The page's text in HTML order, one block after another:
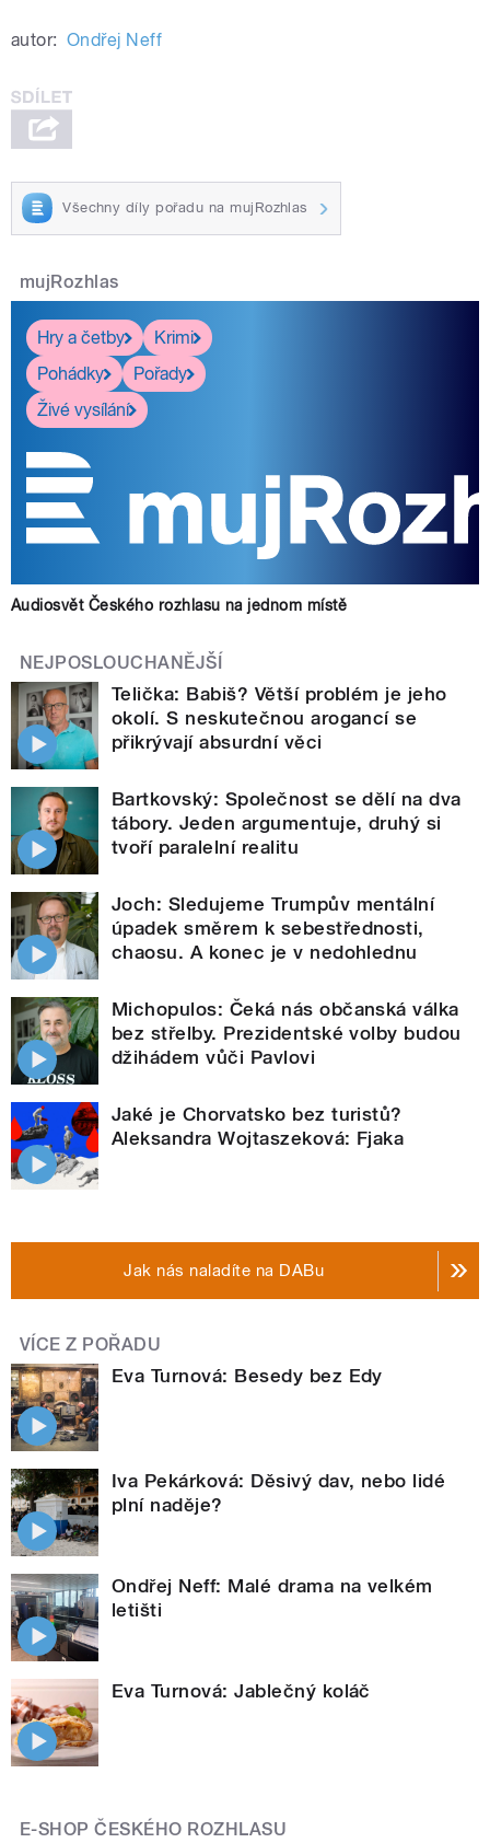
autor: Ondřej Neff
Všechny díly pořadu na mujRozhlas
mujRozhlas
Hry a četby
Krimi
Pohádky
Pořady
Živé vysílání
Audiosvět Českého rozhlasu na jednom místě
NEJPOSLOUCHANĚJŠÍ
Telička: Babiš? Větší problém je jeho
okolí. S neskutečnou arogancí se
přikrývají absurdní věci
Bartkovský: Společnost se dělí na dva
tábory. Jeden argumentuje, druhý si
tvoří paralelní realitu
Joch: Sledujeme Trumpův mentální
úpadek směrem k sebestřednosti,
chaosu. A konec je v nedohlednu
Michopulos: Čeká nás občanská válka
bez střelby. Prezidentské volby budou
džihádem vůči Pavlovi
Jaké je Chorvatsko bez turistů?
Aleksandra Wojtaszeková: Fjaka
Jak nás naladíte na DABu
VÍCE Z POŘADU
Eva Turnová: Besedy bez Edy
Iva Pekárková: Děsivý dav, nebo lidé
plní naděje?
Ondřej Neff: Malé drama na velkém
letišti
Eva Turnová: Jablečný koláč
E-SHOP ČESKÉHO ROZHLASU